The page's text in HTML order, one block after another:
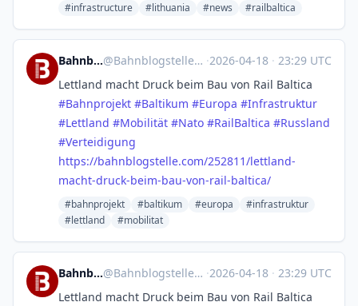
#infrastructure #lithuania #news #railbaltica
Bahnblogstelle@Bahnblogstelle@mastodon.social ·2026-04-18 · 23:29 UTC
Lettland macht Druck beim Bau von Rail Baltica
#Bahnprojekt #Baltikum #Europa #Infrastruktur
#Lettland #Mobilität #Nato #RailBaltica #Russland
#Verteidigung
https://bahnblogstelle.com/252811/lettland-
macht-druck-beim-bau-von-rail-baltica/
#bahnprojekt #baltikum #europa
#infrastruktur
#lettland
#mobilitat
Bahnblogstelle@Bahnblogstelle@mastodon.social ·2026-04-18 · 23:29 UTC
Lettland macht Druck beim Bau von Rail Baltica